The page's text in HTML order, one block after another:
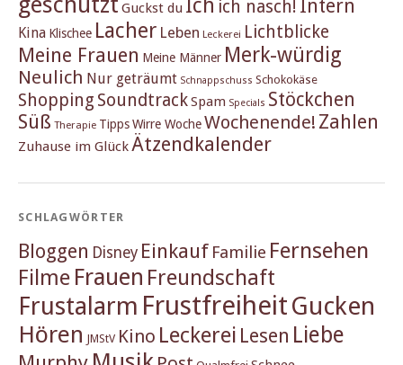
Guckst du Ich ich nasch! Intern
Kina Klischee Lacher Leben Leckerei Lichtblicke
Meine Frauen Meine Männer Merk-würdig
Neulich Nur geträumt Schnappschuss Schokokäse
Shopping SoundtrackSpam Specials Stöckchen
Süß Therapie TippsWirre WocheWochenende! Zahlen
Zuhause im Glück Ätzendkalender
SCHLAGWÖRTER
Bloggen Disney Einkauf Familie Fernsehen
Filme Frauen Freundschaft
Frustalarm FrustfreiheitGucken
Hören JMStV Kino Leckerei Lesen Liebe